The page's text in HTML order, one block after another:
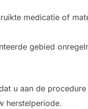
medicatie of
gebied
u aan de
herstelperiode.